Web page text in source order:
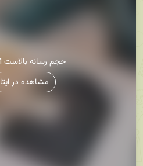
2.8M حجم رسانه بالاست
مشاهده در ایتا